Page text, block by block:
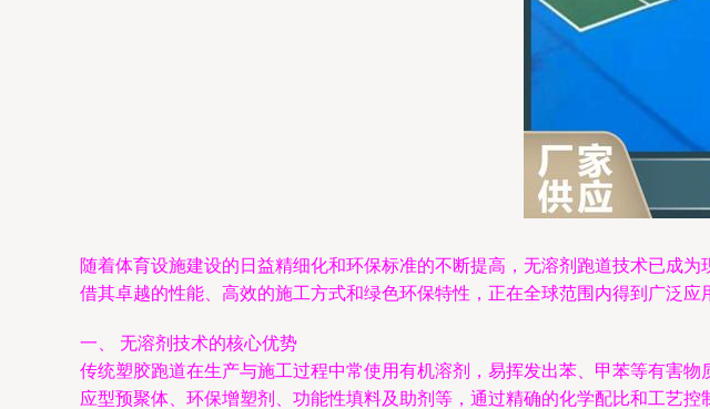
随着体育设施建设的日益精细化和环保标准的不断提高，无溶剂跑道技术已成
借其卓越的性能、高效的施工方式和绿色环保特性，正在全球范围内得到广泛应
一、 无溶剂技术的核心优势
传统塑胶跑道在生产与施工过程中常使用有机溶剂，易挥发出苯、甲苯等有害
应型预聚体、环保增塑剂、功能性填料及助剂等，通过精确的化学配比和工艺控